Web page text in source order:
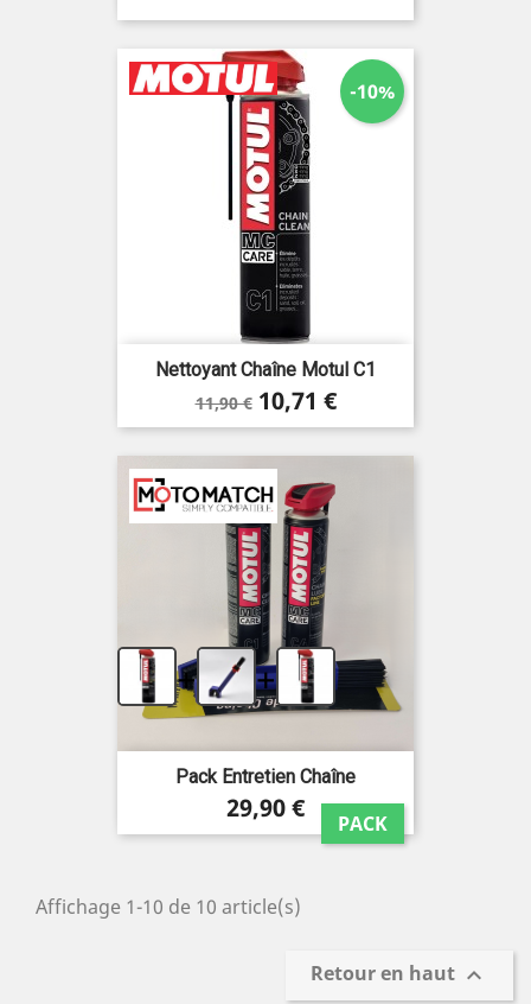
Nettoyant Chaîne Motul C1
Prix
de
11,90 € Prix
10,71 €
-10%
+ +
Pack Entretien Chaîne
Prix
29,90 € PACK
Affichage 1-10 de 10 article(s)
Retour en haut 